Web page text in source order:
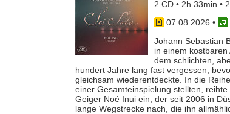
2 CD • 2h 33min •
07.08.2026 •
Johann Sebastian
in einem
dem schlichten,
hundert Jahre lang fast vergessen,
gleichsam wiederentdeckte. In die
einer Gesamteinspielung stellten,
Geiger Noé Inui ein, der seit 2006 in
lange Wegstrecke nach, die ihn